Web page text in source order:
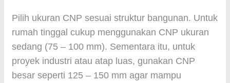
Pilih ukuran CNP sesuai struktur bangunan. Untuk
rumah tinggal cukup menggunakan CNP ukuran
sedang (75 – 100 mm). Sementara itu, untuk
proyek industri atau atap luas, gunakan CNP
besar seperti 125 – 150 mm agar mampu